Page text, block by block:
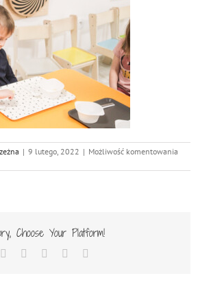
| 9 lutego, 2022 | Możliwość komentowania
Choose Your Platform!
LinkedIn
TumblrPinterest